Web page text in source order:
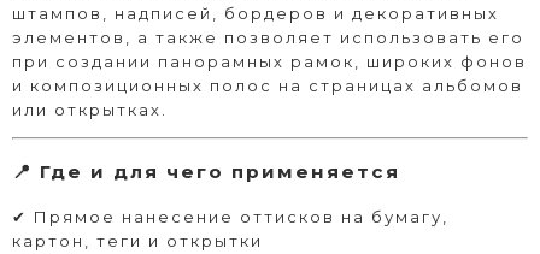
штампов, надписей, бордеров и декоративных
элементов, а также позволяет использовать его
при создании панорамных рамок, широких фонов
и композиционных полос на страницах альбомов
или открытках.
📍 Где и для чего применяется
✔ Прямое нанесение оттисков на бумагу,
картон, теги и открытки